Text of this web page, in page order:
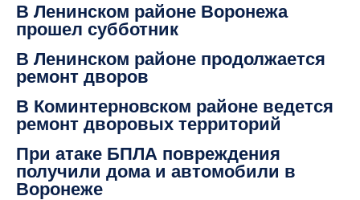
В Ленинском районе Воронежа
прошел субботник
В Ленинском районе продолжается
ремонт дворов
В Коминтерновском районе ведется
ремонт дворовых территорий
При атаке БПЛА повреждения
получили дома и автомобили в
Воронеже